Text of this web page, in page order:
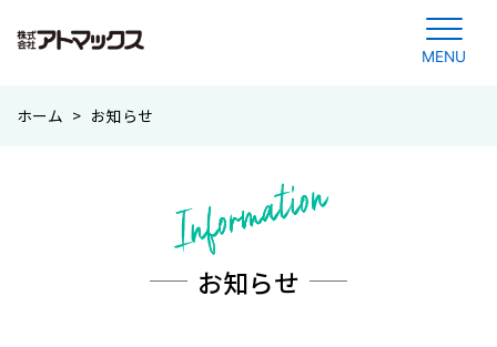
MENU
ホーム > お知らせ
お知らせ